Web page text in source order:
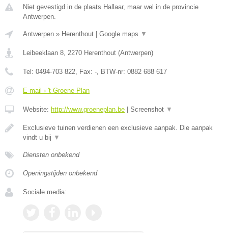
Niet gevestigd in de plaats Hallaar, maar wel in de provincie
Antwerpen.
Antwerpen » Herenthout Google maps ▼
Leibeeklaan 8, 2270 Herenthout (Antwerpen)
Tel: 0494-703 822, Fax: -, BTW-nr: 0882 688 617
E-mail › 't Groene Plan
Website: http://www.groeneplan.be Screenshot ▼
Exclusieve tuinen verdienen een exclusieve aanpak. Die aanpak
vindt u bij ▼
Diensten onbekend
Openingstijden onbekend
Sociale media: